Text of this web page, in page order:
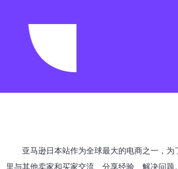
亚马逊日本站作为全球最大的电商之一，
里与其他卖家和买家交流、分享经验、解决问题。